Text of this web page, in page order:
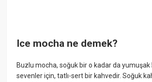
Ice mocha ne demek?
Buzlu mocha, soğuk bir o kadar da yumuşak
sevenler için, tatlı-sert bir kahvedir. Soğuk